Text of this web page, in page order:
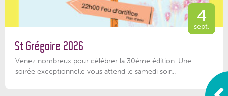
4
sept.
St Grégoire 2026
Venez nombreux pour célébrer la 30ème édition. Une
soirée exceptionnelle vous attend le samedi soir...